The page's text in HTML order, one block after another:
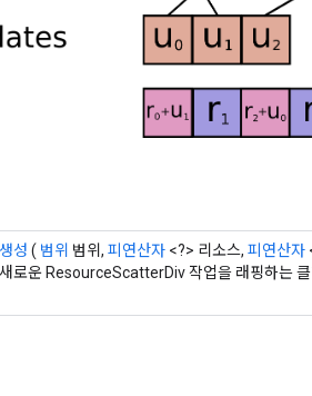
생성 ( 범위 범위, 피연산자 <?> 리소스, 피연산자
새로운 ResourceScatterDiv 작업을 래핑하는